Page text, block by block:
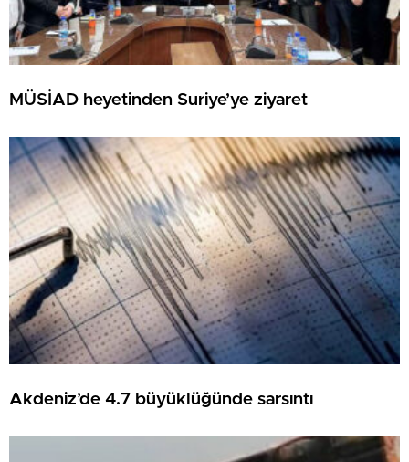
MÜSİAD heyetinden Suriye’ye ziyaret
Akdeniz’de 4.7 büyüklüğünde sarsıntı